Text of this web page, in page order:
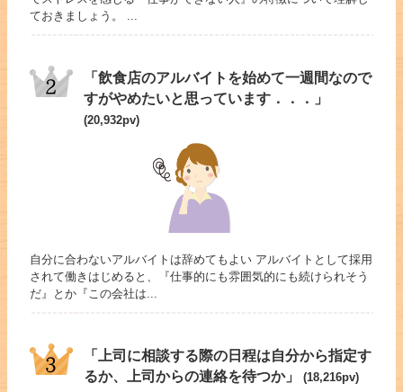
ておきましょう。 ...
「飲食店のアルバイトを始めて一週間なので
すがやめたいと思っています．．．」
(20,932pv)
自分に合わないアルバイトは辞めてもよい アルバイトとして採用
されて働きはじめると、『仕事的にも雰囲気的にも続けられそう
だ』とか『この会社は...
「上司に相談する際の日程は自分から指定す
るか、上司からの連絡を待つか」
(18,216pv)